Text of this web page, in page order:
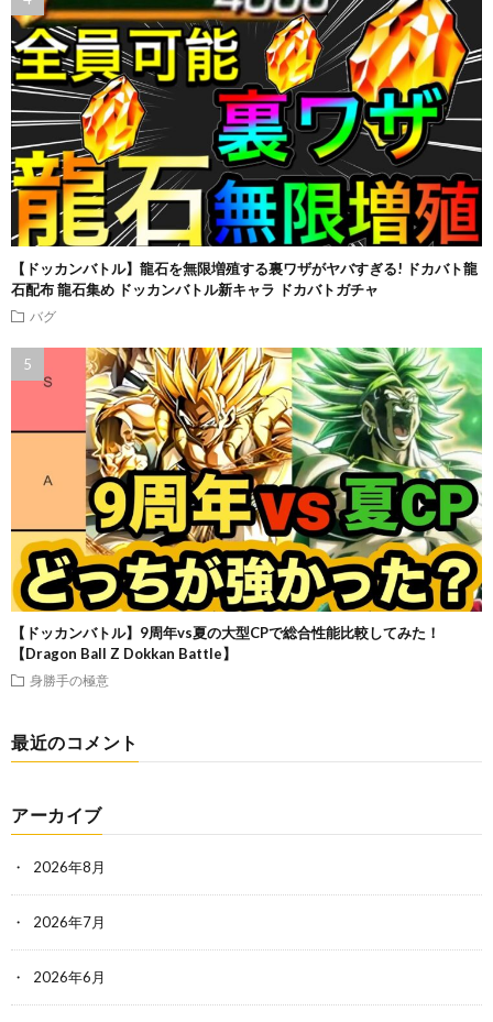
【ドッカンバトル】龍石を無限増殖する裏ワザがヤバすぎる! ドカバト龍
石配布 龍石集め ドッカンバトル新キャラ ドカバトガチャ
バグ
【ドッカンバトル】9周年vs夏の大型CPで総合性能比較してみた！
【Dragon Ball Z Dokkan Battle】
身勝手の極意
最近のコメント
アーカイブ
2026年8月
2026年7月
2026年6月